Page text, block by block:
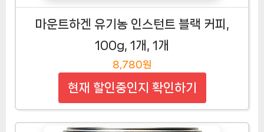
마운트하겐 유기농 인스턴트 블랙 커피,
100g, 1개, 1개
8,780원
현재 할인중인지 확인하기